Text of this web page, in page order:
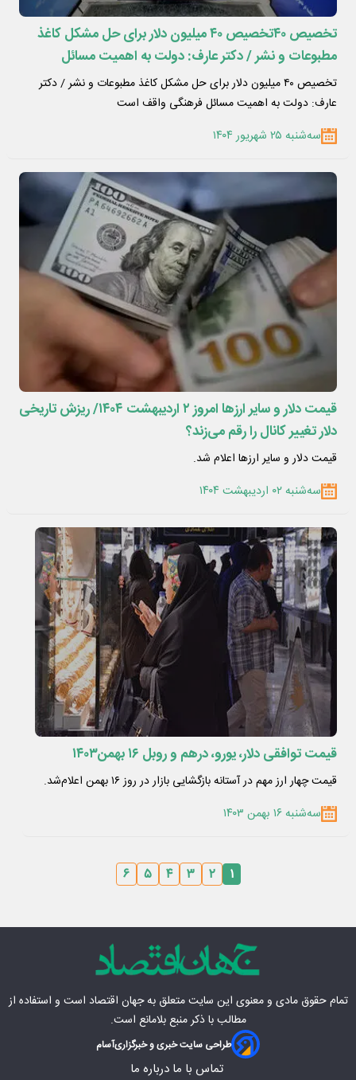
تخصیص ۴۰تخصیص ۴۰ میلیون دلار برای حل مشکل کاغذ
مطبوعات و نشر / دکتر عارف: دولت به اهمیت مسائل
فرهنگی واقف استتخصیص ۴۰ میلیون دلار برای حل مشکل کاغذ مطبوعات و نشر / دکتر
عارف: دولت به اهمیت مسائل فرهنگی واقف است
سه‌شنبه ۲۵ شهریور ۱۴۰۴
قیمت دلار و سایر ارزها امروز ۲ اردیبهشت ۱۴۰۴/ ریزش تاریخی
دلار تغییر کانال را رقم می‌زند؟
قیمت دلار و سایر ارزها اعلام شد.
سه‌شنبه ۰۲ اردیبهشت ۱۴۰۴
قیمت توافقی دلار، یورو، درهم و روبل ۱۶ بهمن۱۴۰۳
قیمت چهار ارز مهم در آستانه بازگشایی بازار در روز ۱۶ بهمن اعلام‌شد.
سه‌شنبه ۱۶ بهمن ۱۴۰۳
۱ ۲ ۳ ۴ ۵ ۶
تمام حقوق مادی‌ و معنوی این سایت متعلق بهجهان اقتصاد است و استفاده از
مطالب با ذکر منبع بلامانع است.
طراحی سایت خبری و خبرگزاریآسام
تماس با ما درباره ما